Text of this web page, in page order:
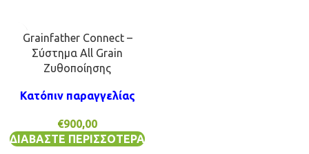
Grainfather Connect –
Σύστημα All Grain
Ζυθοποίησης
Κατόπιν παραγγελίας
€900,00
ΔΙΑΒΆΣΤΕ ΠΕΡΙΣΣΌΤΕΡΑ